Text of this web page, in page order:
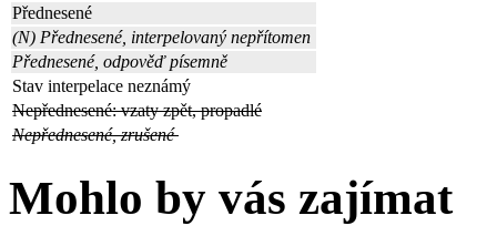
Přednesené
(N) Přednesené, interpelovaný nepřítomen
Přednesené, odpověď písemně
Stav interpelace neznámý
Nepřednesené: vzaty zpět, propadlé
Nepřednesené, zrušené
Mohlo by vás zajímat